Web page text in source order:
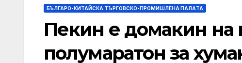
БЪЛГАРО-КИТАЙСКА ТЪРГОВСКО-ПРОМИШЛЕНА ПАЛAТА
Пекин е домакин на
полумаратон за